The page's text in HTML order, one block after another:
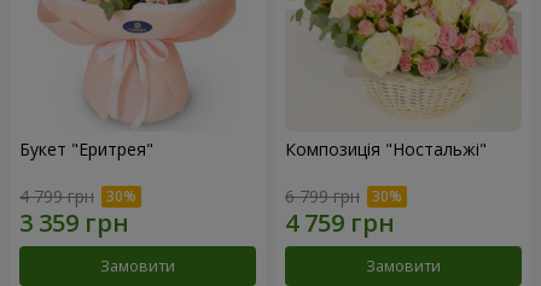
Букет "Еритрея"
4 799 грн
Замовити
Композиція "Ностальжі"
6 799 грн
Замовити